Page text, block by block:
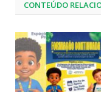
CONTEÚDO